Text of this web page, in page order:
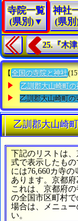
寺院一覧
(県別)▼
神社
(県
25.『木
【 全国の寺院と神社
乙訓郡大山崎町の
乙訓郡大山崎町の
乙訓郡大山崎
下記のリストは
式で表示したもの
には76,660カ寺
あります。京都府
これは、京都府の
の全国市区町村
場合は、メニュ
い。